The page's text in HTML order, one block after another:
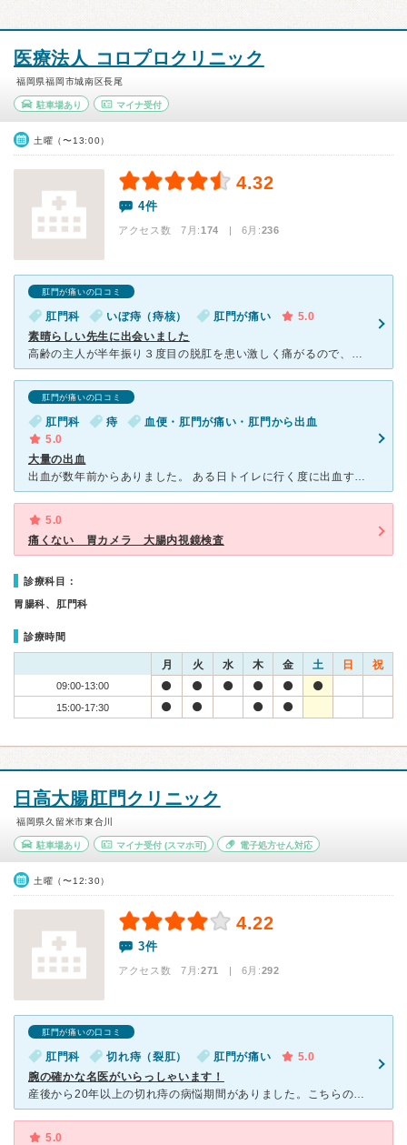
医療法人 コロプロクリニック
福岡県福岡市城南区長尾
駐車場あり マイナ受付
土曜（〜13:00）
4.32
4件
アクセス数 7月:174 | 6月:236
肛門が痛いの口コミ
肛門科 いぼ痔（痔核） 肛門が痛い
5.0
素晴らしい先生に出会いました
高齢の主人が半年振り３度目の脱肛を患い激しく痛がるので、かつての病院を受診しましたが翌日も変わらず痛がるので、ネットで検索して良さそうなコロプロクリニックを初めて受診しました。 先生は一瞬で分かられ
肛門が痛いの口コミ
肛門科 痔
血便・肛門が痛い・肛門から出血
5.0
大量の出血
出血が数年前からありました。 ある日トイレに行く度に出血するなと思って生理ナフキンをひいて対処していましたがその出血がとまらず 漏れてしまいスカートまで汚してしまうほどでした。 慌ててこの病院で
5.0
痛くない 胃カメラ 大腸内視鏡検査
診療科目：
胃腸科、肛門科
診療時間
月 火 水 木 金 土 日 祝
09:00-13:00
15:00-17:30
日高大腸肛門クリニック
福岡県久留米市東合川
駐車場あり マイナ受付(スマホ可) 電子処方せん対応
土曜（〜12:30）
4.22
3件
アクセス数 7月:271 | 6月:292
肛門が痛いの口コミ
肛門科 切れ痔（裂肛） 肛門が痛い
5.0
腕の確かな名医がいらっしゃいます！
産後から20年以上の切れ痔の病悩期間がありました。こちらのDr.の肛門診察は、他より断然痛くないです。説明も図解で的確なアドバイスをしてくださいます。 切れ痔が悪化して、こちらのDr.から、これ
5.0